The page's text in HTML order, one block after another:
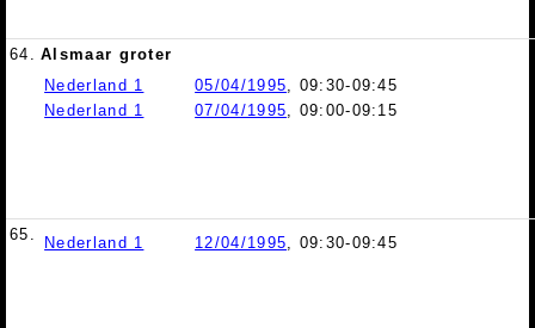
64. Alsmaar groter
Nederland 1
05/04/1995, 09:30-09:45
Nederland 1
07/04/1995, 09:00-09:15
65. Nederland 1 12/04/1995, 09:30-09:45